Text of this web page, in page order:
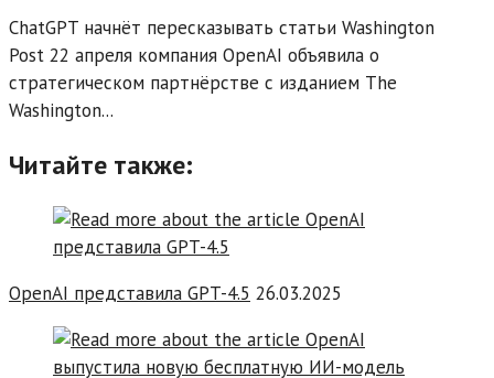
ChatGPT начнёт пересказывать статьи Washington
Post 22 апреля компания OpenAI объявила о
стратегическом партнёрстве с изданием The
Washington...
Читайте также:
OpenAI представила GPT-4.5 26.03.2025